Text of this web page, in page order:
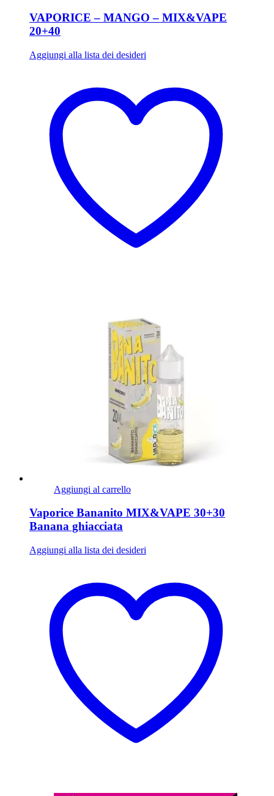
VAPORICE – MANGO – MIX&VAPE
20+40
Aggiungi alla lista dei desideri
Aggiungi al carrello
Vaporice Bananito MIX&VAPE 30+30
Banana ghiacciata
Aggiungi alla lista dei desideri